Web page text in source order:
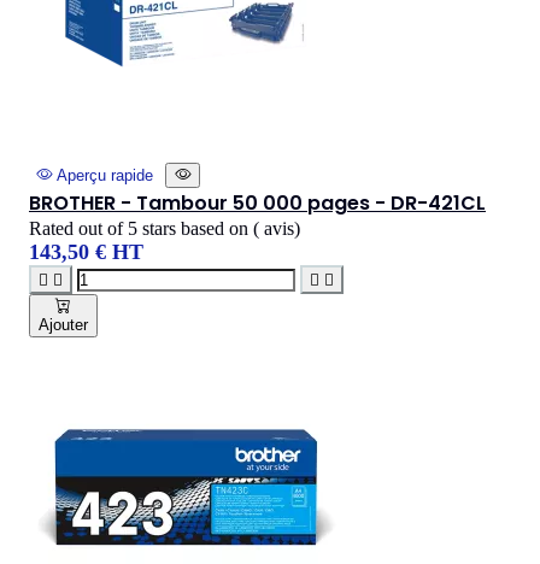
Aperçu rapide
BROTHER - Tambour 50 000 pages - DR-421CL
Rated out of 5 stars based on ( avis)
143,50 € HT
   
Ajouter